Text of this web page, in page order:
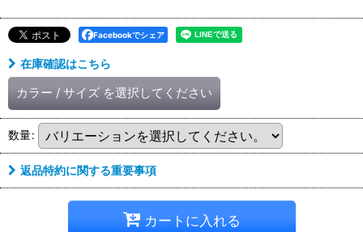
Facebookでシェア
在庫確認はこちら
カラー / サイズ を選択してください
数量:
返品特約に関する重要事項
カートに入れる